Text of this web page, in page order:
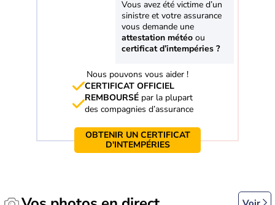
Vous avez été victime d’un
sinistre et votre assurance
vous demande une
attestation météo ou
certificat d’intempéries ?
Nous pouvons vous aider !
CERTIFICAT OFFICIEL
REMBOURSÉ par la plupart
des compagnies d’assurance
OBTENIR UN CERTIFICAT
D'INTEMPÉRIES